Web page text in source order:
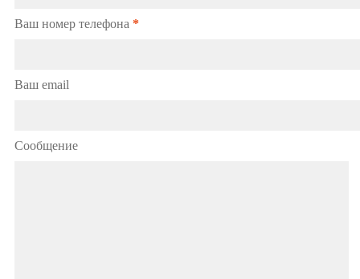
Ваш номер телефона *
Ваш email
Сообщение